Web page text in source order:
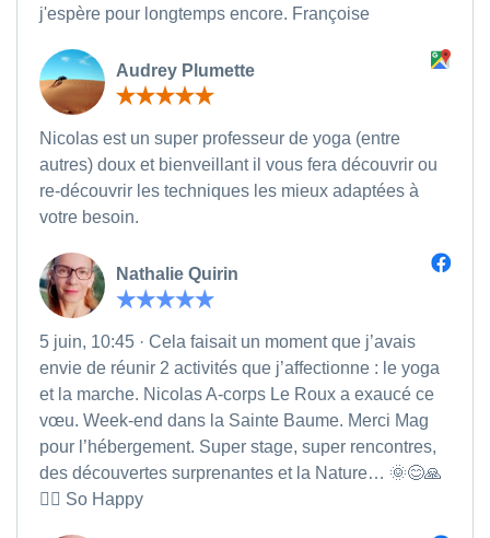
j'espère pour longtemps encore. Françoise
Audrey Plumette
Nicolas est un super professeur de yoga (entre
autres) doux et bienveillant il vous fera découvrir ou
re-découvrir les techniques les mieux adaptées à
votre besoin.
Nathalie Quirin
5 juin, 10:45 · Cela faisait un moment que j’avais
envie de réunir 2 activités que j’affectionne : le yoga
et la marche. Nicolas A-corps Le Roux a exaucé ce
vœu. Week-end dans la Sainte Baume. Merci Mag
pour l’hébergement. Super stage, super rencontres,
des découvertes surprenantes et la Nature… 🌞😊🙏
🧘‍♀️ So Happy